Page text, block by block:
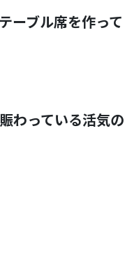
ーブル席を作っ
わっている活気